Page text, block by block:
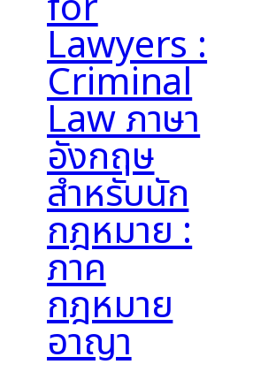
Lawyers :
Criminal
Law ภาษา
อังกฤษ
สำหรับนัก
กฎหมาย :
ภาค
กฎหมาย
อาญา